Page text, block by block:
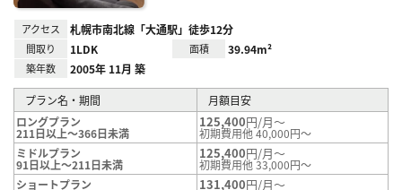
アクセス 札幌市南北線「大通駅」徒歩12分
間取り 1LDK 面積 39.94m²
築年数 2005年 11月 築
プラン名・期間
月額目安
ロングプラン
211日以上～366日未満
125,400円/月～
初期費用他 40,000円～
ミドルプラン
91日以上～211日未満
125,400円/月～
初期費用他 33,000円～
ショートプラン
131,400円/月～